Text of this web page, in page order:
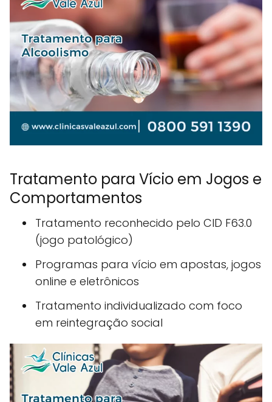
Tratamento para Vício em Jogos e
Comportamentos
Tratamento reconhecido pelo CID F63.0
(jogo patológico)
Programas para vício em apostas, jogos
online e eletrônicos
Tratamento individualizado com foco
em reintegração social